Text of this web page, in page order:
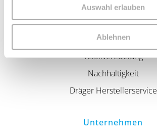
Auswahl erlauben
Ablehnen
Service
Kataloge
Textilveredelung
Nachhaltigkeit
Dräger Herstellerservice
Unternehmen